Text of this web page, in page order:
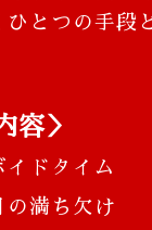
ひとつの手段
容＞
ドタイム
満ち欠け